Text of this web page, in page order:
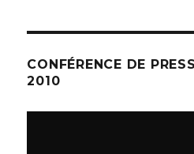
CONFÉRENCE DE
2010